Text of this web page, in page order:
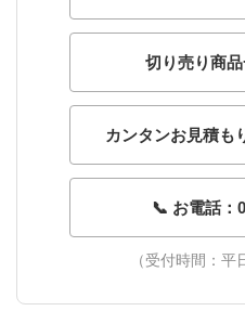
切り売り商
カンタンお見積も
📞 お電話：
（受付時間：平